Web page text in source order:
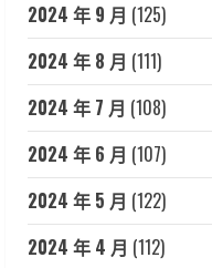
2024 年 9 月 (125)
2024 年 8 月 (111)
2024 年 7 月 (108)
2024 年 6 月 (107)
2024 年 5 月 (122)
2024 年 4 月 (112)